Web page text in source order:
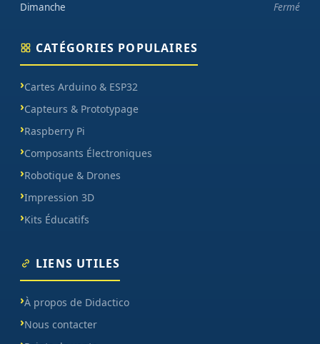
Dimanche
Fermé
CATÉGORIES POPULAIRES
Cartes Arduino & ESP32
Capteurs & Prototypage
Raspberry Pi
Composants Électroniques
Robotique & Drones
Impression 3D
Kits Éducatifs
LIENS UTILES
À propos de Didactico
Nous contacter